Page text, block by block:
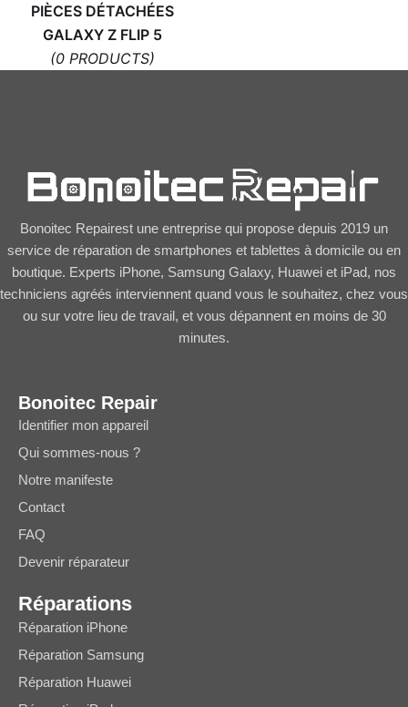
PIÈCES DÉTACHÉES
GALAXY Z FLIP 5
(0 PRODUCTS)
Bonoitec Repairest une entreprise qui propose depuis 2019 un
service de réparation de smartphones et tablettes à domicile ou en
boutique. Experts iPhone, Samsung Galaxy, Huawei et iPad, nos
techniciens agréés interviennent quand vous le souhaitez, chez vous
ou sur votre lieu de travail, et vous dépannent en moins de 30
minutes.
Bonoitec Repair
Identifier mon appareil
Qui sommes-nous ?
Notre manifeste
Contact
FAQ
Devenir réparateur
Réparations
Réparation iPhone
Réparation Samsung
Réparation Huawei